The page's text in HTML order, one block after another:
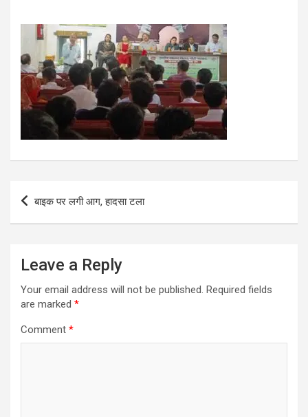
Post
navigation
बाइक पर लगी आग, हादसा टला
Leave a Reply
Your email address will not be published. Required fields
are marked *
Comment *